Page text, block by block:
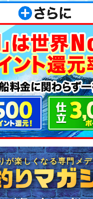
が楽しくなる専門メ